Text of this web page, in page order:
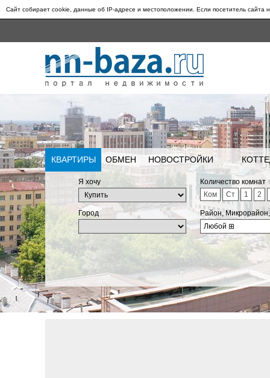
Сайт собирает cookie, данные об IP-адресе и местоположении. Если посетитель сайта
КВАРТИРЫ ОБМЕН НОВОСТРОЙКИ
Я хочу
Количество комнат
Ком
Ст 1 2
Город
Район,
Любой ⊞